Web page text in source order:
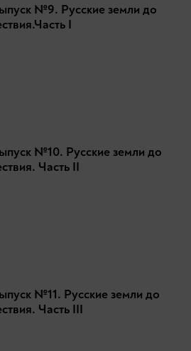
№9. Русские земли до
I
№10. Русские земли до
Часть II
№11. Русские земли до
Часть III